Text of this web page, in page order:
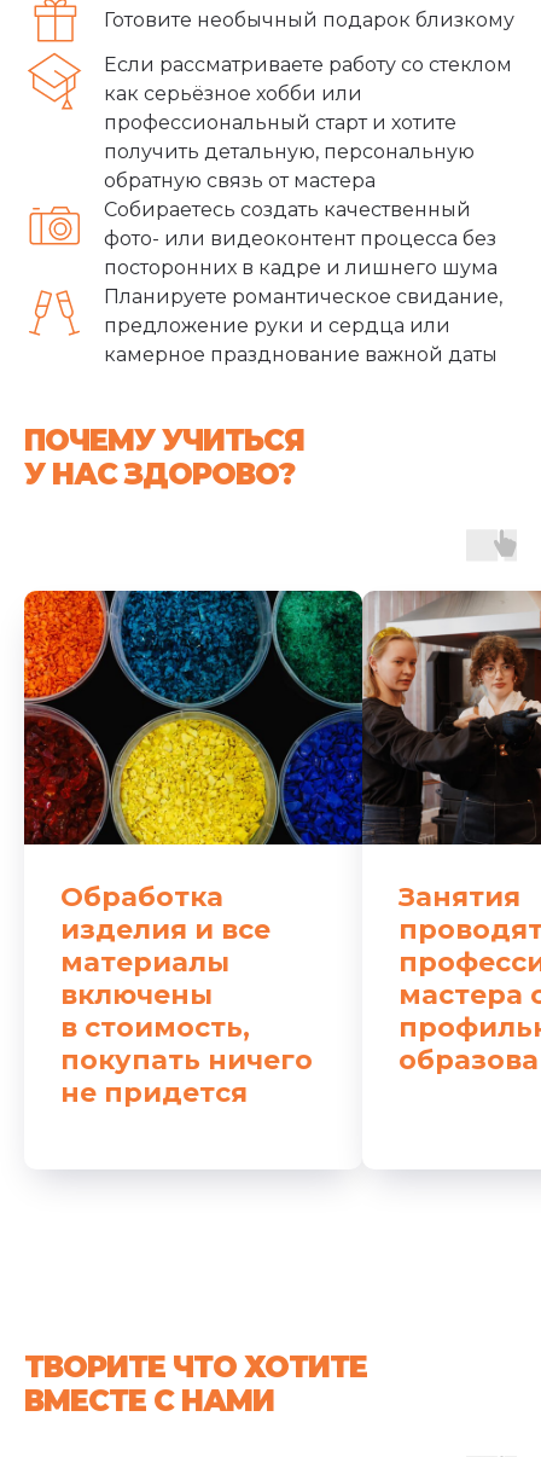
Готовите необычный подарок близкому
Если рассматриваете работу со стеклом
как серьёзное хобби или
профессиональный старт и хотите
получить детальную, персональную
обратную связь от мастера
Собираетесь создать качественный
фото- или видеоконтент процесса без
посторонних в кадре и лишнего шума
Планируете романтическое свидание,
предложение руки и сердца или
камерное празднование важной даты
ПОЧЕМУ УЧИТЬСЯ
У НАС ЗДОРОВО?
Обработка
изделия и все
материалы
включены
в стоимость,
покупать ничего
не придется
Занятия
мастера
ТВОРИТЕ ЧТО ХОТИТЕ
ВМЕСТЕ С НАМИ